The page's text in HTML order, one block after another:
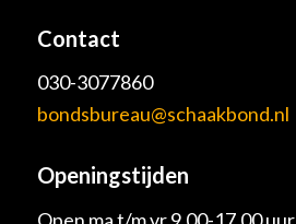
Contact
030-3077860
bondsbureau@schaakbond.nl
Openingstijden
Open ma t/m vr 9.00-17.00 uur